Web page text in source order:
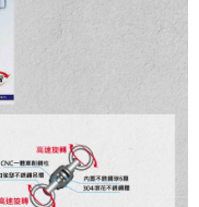
先享後付」服務完成之交
將交易相關給付款項請求債
護人之同意方可使用
損失，本公司不負相關責
號之用戶狀況，依本公司即
）
）